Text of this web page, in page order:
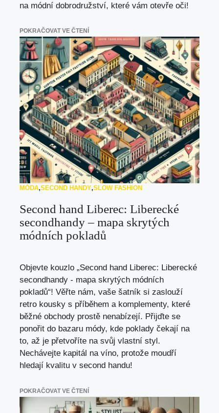
na módní dobrodružství, které vám otevře oči!
POKRAČOVAT VE ČTENÍ
MÓDA,SECOND HANDY,SLOW FASHION
Second hand Liberec: Liberecké
secondhandy – mapa skrytých
módních pokladů
Objevte kouzlo „Second hand Liberec: Liberecké
secondhandy - mapa skrytých módních
pokladů“! Věřte nám, vaše šatník si zaslouží
retro kousky s příběhem a komplementy, které
běžné obchody prostě nenabízejí. Přijďte se
ponořit do bazaru módy, kde poklady čekají na
to, až je přetvoříte na svůj vlastní styl.
Nechávejte kapitál na víno, protože moudří
hledají kvalitu v second handu!
POKRAČOVAT VE ČTENÍ